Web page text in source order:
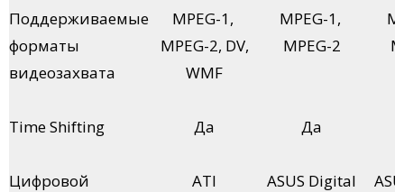
Поддерживаемые
форматы
видеозахвата
MPEG-1,
MPEG-2, DV,
WMF
MPEG-1,
MPEG-2
Time Shifting Да Да
Цифровой
ATI
ASUS Digital